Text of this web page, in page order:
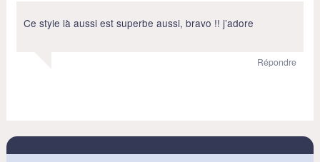
Ce style là aussi est superbe aussi, bravo !! j’adore
Répondre